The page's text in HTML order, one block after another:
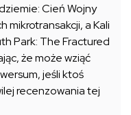
Cień Wojny
mikrotransakcji, a Kali
Park: The Fractured
że może wziąć
jeśli ktoś
recenzowania tej